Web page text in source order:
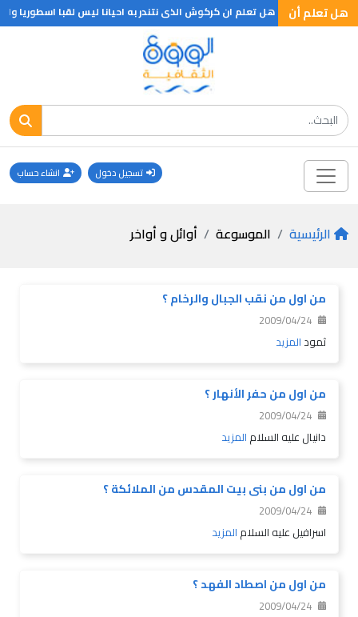
هل تعلم أن
.. ؟ هل تعلم ان كركوش الذى نتندر به احيانا ليس لقبا اسطوريا
تسجيل دخول انشاء حساب
الرئيسية الموسوعة أوائل و أواخر
من اول من نقب الجبال والرخام ؟
2009/04/24
ثمود المزيد
من اول من حفر الأنهار ؟
2009/04/24
دانيال عليه السلام المزيد
من اول من بنى بيت المقدس من الملائكة ؟
2009/04/24
اسرافيل عليه السلام المزيد
من اول من اصطاد الفهد ؟
2009/04/24